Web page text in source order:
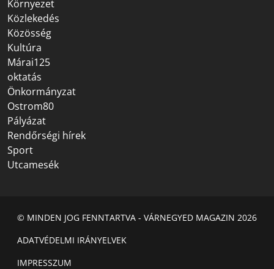
Környezet
Közlekedés
Közösség
Kultúra
Márai125
oktatás
Önkormányzat
Ostrom80
Pályázat
Rendőrségi hírek
Sport
Utcamesék
© MINDEN JOG FENNTARTVA - VÁRNEGYED MAGAZIN 2026
ADATVÉDELMI IRÁNYELVEK
IMPRESSZUM